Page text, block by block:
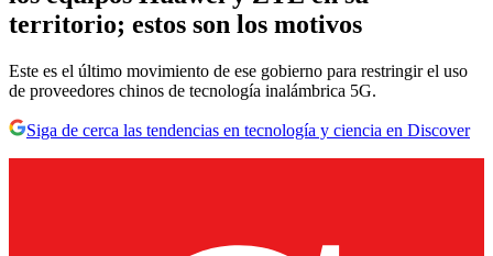
territorio; estos son los motivos
Este es el último movimiento de ese gobierno para restringir el uso
de proveedores chinos de tecnología inalámbrica 5G.
Siga de cerca las tendencias en tecnología y ciencia en Discover